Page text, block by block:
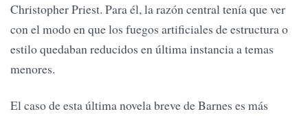
Christopher Priest. Para él, la razón central tenía que ver
con el modo en que los fuegos artificiales de estructura o
estilo quedaban reducidos en última instancia a temas
menores.
El caso de esta última novela breve de Barnes es más